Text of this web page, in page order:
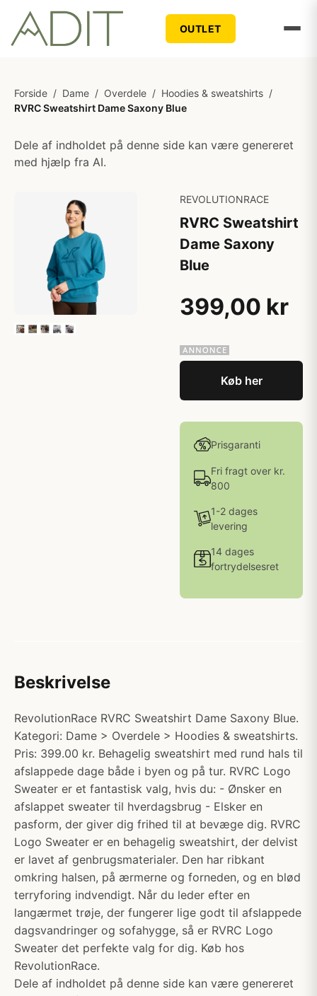
OUTLET
Forside / Dame / Overdele / Hoodies & sweatshirts /
RVRC Sweatshirt Dame Saxony Blue
Dele af indholdet på denne side kan være genereret
med hjælp fra AI.
REVOLUTIONRACE
RVRC Sweatshirt
Dame Saxony
Blue
399,00 kr
Køb her
Prisgaranti
Fri fragt over kr.
800
1-2 dages
levering
14 dages
fortrydelsesret
Beskrivelse
RevolutionRace RVRC Sweatshirt Dame Saxony Blue.
Kategori: Dame > Overdele > Hoodies & sweatshirts.
Pris: 399.00 kr. Behagelig sweatshirt med rund hals til
afslappede dage både i byen og på tur. RVRC Logo
Sweater er et fantastisk valg, hvis du: - Ønsker en
afslappet sweater til hverdagsbrug - Elsker en
pasform, der giver dig frihed til at bevæge dig. RVRC
Logo Sweater er en behagelig sweatshirt, der delvist
er lavet af genbrugsmaterialer. Den har ribkant
omkring halsen, på ærmerne og forneden, og en blød
terryforing indvendigt. Når du leder efter en
langærmet trøje, der fungerer lige godt til afslappede
dagsvandringer og sofahygge, så er RVRC Logo
Sweater det perfekte valg for dig. Køb hos
RevolutionRace.
Dele af indholdet på denne side kan være genereret